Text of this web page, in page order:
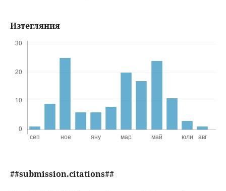
Изтегляния
##submission.citations##